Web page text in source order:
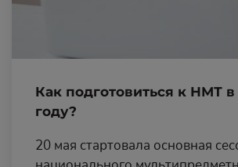
Как подготовиться к НМТ в
году?
20 мая стартовала основная